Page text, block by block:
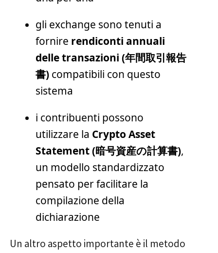
gli exchange sono tenuti a
fornire rendiconti annuali
delle transazioni (年間取引報告
書) compatibili con questo
sistema
i contribuenti possono
utilizzare la Crypto Asset
Statement (暗号資産の計算書),
un modello standardizzato
pensato per facilitare la
compilazione della
dichiarazione
Un altro aspetto importante è il metodo